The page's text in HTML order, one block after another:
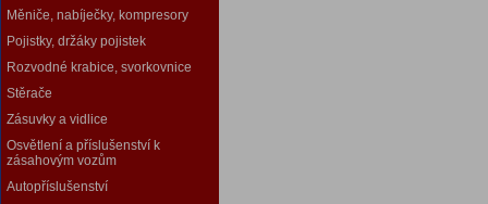
Měniče, nabíječky, kompresory
Pojistky, držáky pojistek
Rozvodné krabice, svorkovnice
Stěrače
Zásuvky a vidlice
Osvětlení a příslušenství k
zásahovým vozům
Autopříslušenství